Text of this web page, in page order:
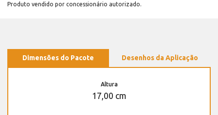
Produto vendido por concessionário autorizado.
Dimensões do Pacote Desenhos da Aplicação
Altura
17,00 cm